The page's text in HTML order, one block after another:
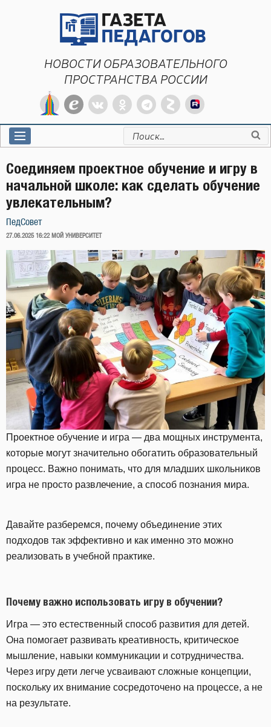
НОВОСТИ ОБРАЗОВАТЕЛЬНОГО
ПРОСТРАНСТВА РОССИИ
Искать:
Соединяем проектное обучение и игру в
начальной школе: как сделать обучение
увлекательным?
ПедСовет
ОПУБЛИКОВАНО
27.06.2025 16:22 МОЙ УНИВЕРСИТЕТ
Проектное обучение и игра — два мощных инструмента,
которые могут значительно обогатить образовательный
процесс. Важно понимать, что для младших школьников
игра не просто развлечение, а способ познания мира.
Давайте разберемся, почему объединение этих
подходов так эффективно и как именно это можно
реализовать в учебной практике.
Почему важно использовать игру в обучении?
Игра — это естественный способ развития для детей.
Она помогает развивать креативность, критическое
мышление, навыки коммуникации и сотрудничества.
Через игру дети легче усваивают сложные концепции,
поскольку их внимание сосредоточено на процессе, а не
на результате.